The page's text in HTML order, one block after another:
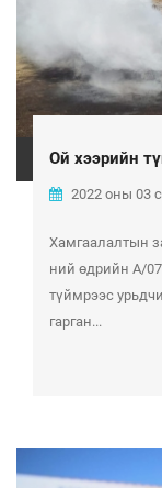
Ой хээрийн
2022 оны 03
Хамгаалалтын
ний өдрийн А/07
түймрээс
гарган...